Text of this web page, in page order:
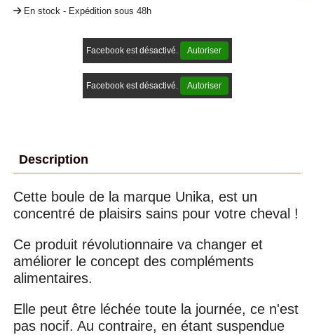
En stock - Expédition sous 48h
Facebook est désactivé. Autoriser
Facebook est désactivé. Autoriser
Description
Cette boule de la marque Unika, est un
concentré de plaisirs sains pour votre cheval !
Ce produit révolutionnaire va changer et
améliorer le concept des compléments
alimentaires.
Elle peut être léchée toute la journée, ce n'est
pas nocif. Au contraire, en étant suspendue